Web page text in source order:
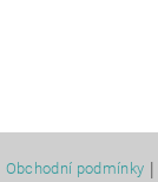
Obchodní podmínky |